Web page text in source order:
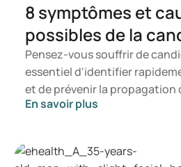
8 symptômes et
possibles de la
Pensez-vous souffrir de
essentiel d'identifier
et de prévenir la propagation
Dans cet article, vous
développement d'une
En savoir plus